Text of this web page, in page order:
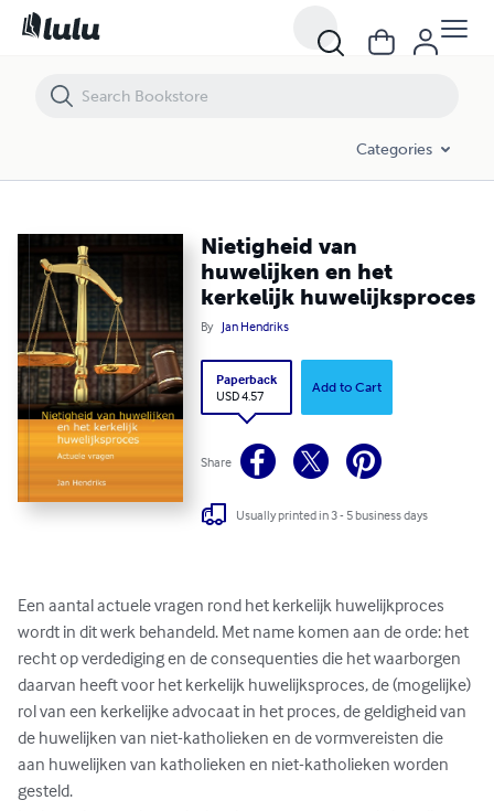
Categories
Nietigheid van
huwelijken en het
kerkelijk huwelijksproces
By Jan Hendriks
Paperback
USD 4.57
Add to Cart
Share
Usually printed in 3 - 5 business days
Een aantal actuele vragen rond het kerkelijk huwelijkproces
wordt in dit werk behandeld. Met name komen aan de orde: het
recht op verdediging en de consequenties die het waarborgen
daarvan heeft voor het kerkelijk huwelijksproces, de (mogelijke)
rol van een kerkelijke advocaat in het proces, de geldigheid van
de huwelijken van niet-katholieken en de vormvereisten die
aan huwelijken van katholieken en niet-katholieken worden
gesteld.
Nietigheid van huwelijken en het kerkelijk huwelijksproces